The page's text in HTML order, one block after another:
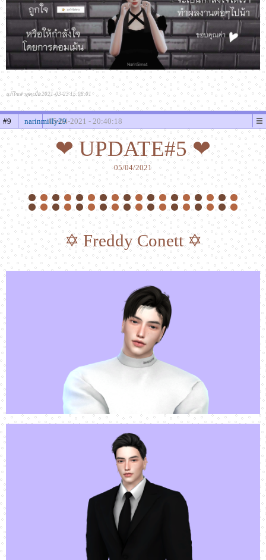
แก้ไขล่าสุดเมื่อ 2021-03-23 15:08:01
#9 narinmilly2905-04-2021 - 20:40:18
❤ UPDATE#5 ❤
05/04/2021
✡ Freddy Conett ✡